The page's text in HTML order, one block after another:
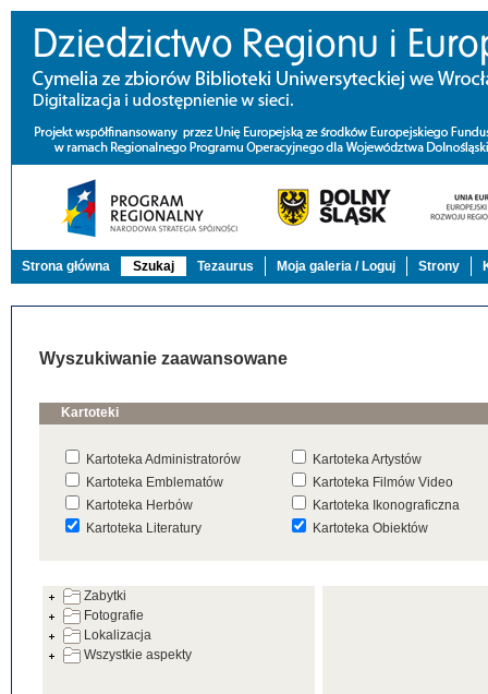
Strona główna Szukaj Tezaurus Moja galeria / Loguj Strony
Wyszukiwanie zaawansowane
Kartoteki
Kartoteka Administratorów
Kartoteka Artystów
Kartoteka Emblematów
Kartoteka Filmów Video
Kartoteka Herbów
Kartoteka Ikonograficzna
Kartoteka Literatury
Kartoteka Obiektów
Kartoteka Warsztatów
Kartoteka Zabytków
Zabytki
Fotografie
Lokalizacja
Wszystkie aspekty